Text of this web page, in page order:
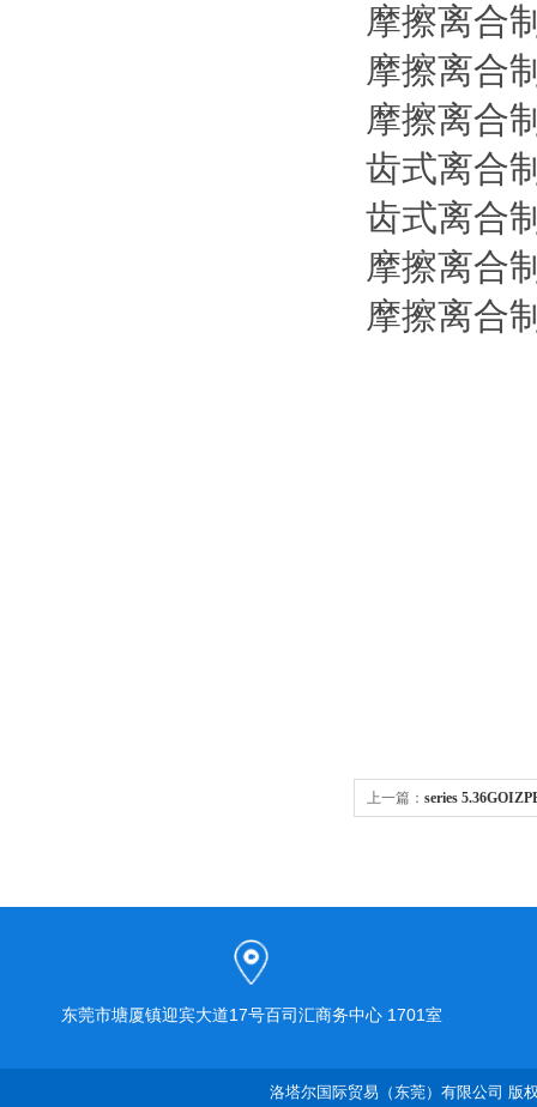
摩擦离合
摩擦离合
摩擦离合
齿式离合
齿式离合
摩擦离合
摩擦离合
上一篇： series
东莞市塘厦镇迎宾大道17号百司汇商务中心 1701室
洛塔尔国际贸易（东莞）有限公司 版